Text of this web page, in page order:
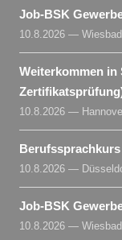
Job-BSK
10.8.2026 —
Weiterkommen in
10.8.2026 —
10.8.2026 —
Job-BSK
10.8.2026 —